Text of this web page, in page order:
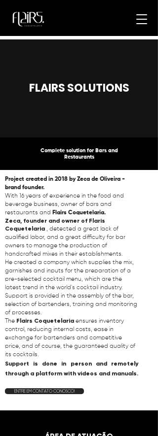
FLAIRS SOLUTIONS
Complete solution for Bars and
Restaurants
Project created in 2018 by Zeca de Oliveira -
brand founder.
With 16 years of experience in the food and
beverage business, owner of bars and
restaurants and Flairs Coquetelaria.
Zeca, founder and owner of Flaris
Coquetelaria , detected a great lack of
qualified labor, and a great difficulty for bar
owners to manage the production of
handcrafted mixes in their establishments.
He created a company which supplies the mix,
garnishes and inputs for the preparation of a
pre-selected cocktail menu, which are the
latest trend in the world's cocktail industry.
Support is provided in the assembly of the bar,
selection of bartenders, training and monitoring
of processes.
The Flairs Coquetelaria ensures inventory
control, reducing internal costs, ease in
exchange for bartenders and competitive
price, and of course, the guaranteed quality of
its cocktails.
Support is done in person and remotely
through a platform with videos and manuals.
ENTRE EM CONTATO CONOSCO!